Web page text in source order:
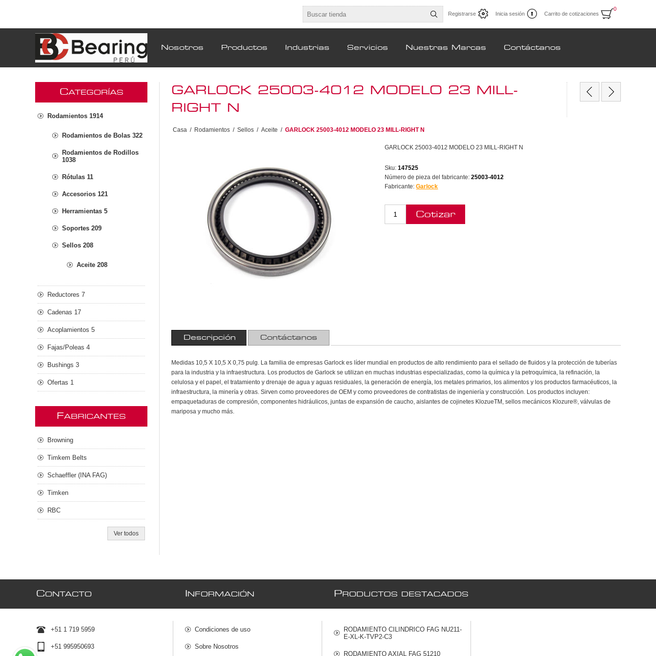
Registrarse Inicia sesión Carrito de cotizaciones
0
Nosotros Productos Industrias Servicios Nuestras Marcas Contáctanos
GARLOCK 25003-4012 MODELO 23 MILL-
RIGHT N
Casa / Rodamientos / Sellos / Aceite / GARLOCK 25003-4012 MODELO 23 MILL-RIGHT N
GARLOCK 25003-4012 MODELO 23 MILL-RIGHT N
Sku: 147525
Número de pieza del fabricante: 25003-4012
Fabricante: Garlock
Descripción Contáctanos
Medidas 10,5 X 10,5 X 0,75 pulg. La familia de empresas Garlock es líder mundial en productos de alto rendimiento para el sellado de fluidos y la protección de tuberías
para la industria y la infraestructura. Los productos de Garlock se utilizan en muchas industrias especializadas, como la química y la petroquímica, la refinación, la
celulosa y el papel, el tratamiento y drenaje de agua y aguas residuales, la generación de energía, los metales primarios, los alimentos y los productos farmacéuticos, la
infraestructura, la minería y otras. Sirven como proveedores de OEM y como proveedores de contratistas de ingeniería y construcción. Los productos incluyen:
empaquetaduras de compresión, componentes hidráulicos, juntas de expansión de caucho, aislantes de cojinetes KlozueTM, sellos mecánicos Klozure®, válvulas de
mariposa y mucho más.
CATEGORÍAS
Rodamientos 1914
Rodamientos de Bolas 322
Rodamientos de Rodillos
1038
Rótulas 11
Accesorios 121
Herramientas 5
Soportes 209
Sellos 208
Aceite 208
Reductores 7
Cadenas 17
Acoplamientos 5
Fajas/Poleas 4
Bushings 3
Ofertas 1
FABRICANTES
Browning
Timkem Belts
Schaeffler (INA FAG)
Timken
RBC
Ver todos
CONTACTO
+51 1 719 5959
+51 995950693
NFORMACIÓN
Condiciones de uso
Sobre Nosotros
PRODUCTOS DESTACADOS
RODAMIENTO CILINDRICO FAG NU211-
E-XL-K-TVP2-C3
RODAMIENTO AXIAL FAG 51210